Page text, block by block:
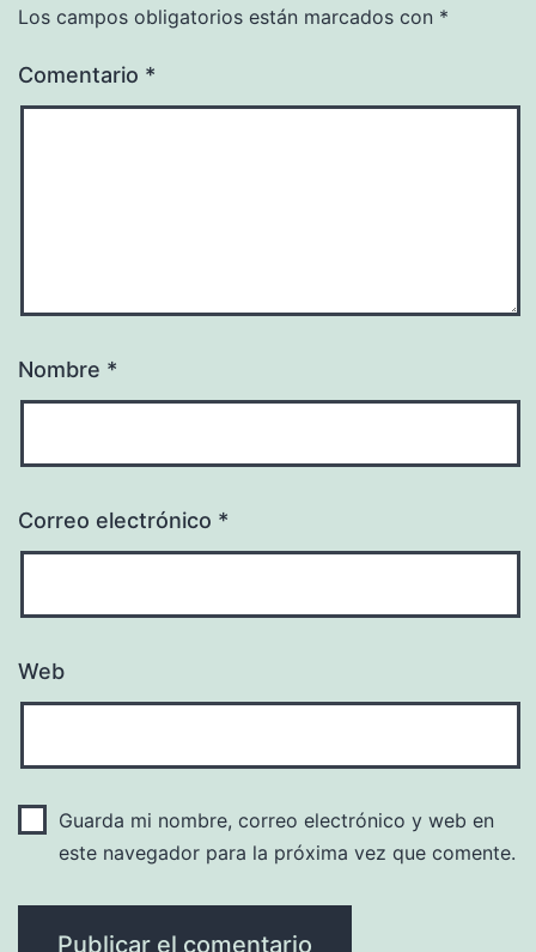
Los campos obligatorios están marcados con *
Comentario *
Nombre *
Correo electrónico *
Web
Guarda mi nombre, correo electrónico y web en
este navegador para la próxima vez que comente.